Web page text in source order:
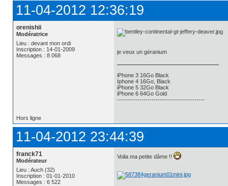
11-04-2012 12:36:19
orenishii
Modératrice
Lieu : devant mon ordi
Inscription : 14-01-2009
Messages : 8 068
je veux un géranium
iPhone 3 16Go Black
Iphone 4 16Go, Black
iPhone 5 32Go Black
iPhone 6 64Go Gold
-------------------------------------------
Hors ligne
11-04-2012 23:44:39
franck71
Modérateur
Lieu : Auch (32)
Inscription : 01-01-2010
Messages : 6 522
Voila ma petite dâme !!